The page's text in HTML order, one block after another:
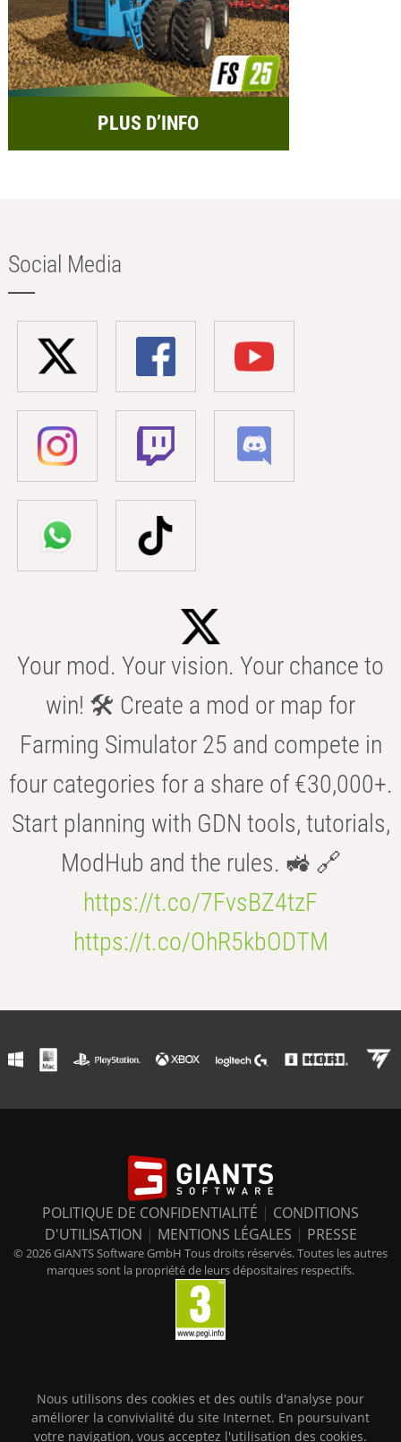
PLUS D’INFO
Social Media
Your mod. Your vision. Your chance to
win! 🛠️ Create a mod or map for
Farming Simulator 25 and compete in
four categories for a share of €30,000+.
Start planning with GDN tools, tutorials,
ModHub and the rules. 🚜 🔗
https://t.co/7FvsBZ4tzF
https://t.co/OhR5kbODTM
POLITIQUE DE CONFIDENTIALITÉ | CONDITIONS
D'UTILISATION | MENTIONS LÉGALES | PRESSE
© 2026 GIANTS Software GmbH Tous droits réservés. Toutes les autres
marques sont la propriété de leurs dépositaires respectifs.
Nous utilisons des cookies et des outils d'analyse pour
améliorer la convivialité du site Internet. En poursuivant
votre navigation, vous acceptez l'utilisation des cookies.